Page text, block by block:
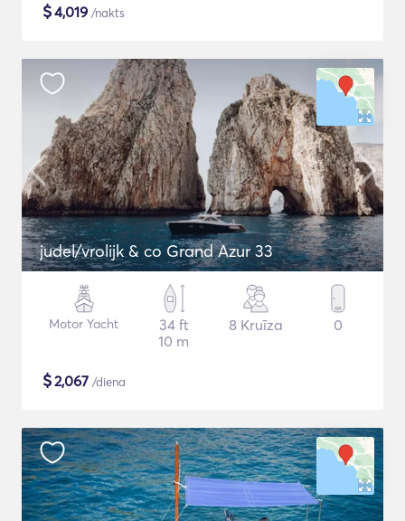
$4,019 /nakts
judel/vrolijk & co Grand Azur 33
Motor Yacht
34 ft
10 m
8 Kruīza 0
$2,067 /diena